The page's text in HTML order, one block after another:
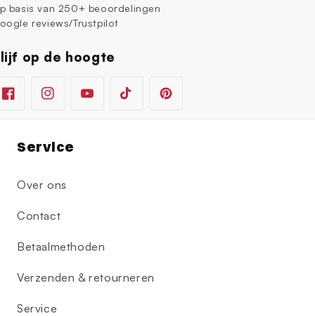
basis van 250+ beoordelingen
reviews/Trustpilot
op de hoogte
FacebookInstagramYouTubeTikTok Pinterest
Service
Over ons
Contact
Betaalmethoden
Verzenden & retourneren
Service